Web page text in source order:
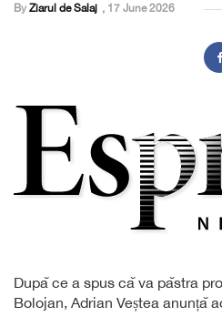
By Ziarul de Salaj , 17 June 2026
După ce a spus că va păstra
Bolojan, Adrian Veștea anunță